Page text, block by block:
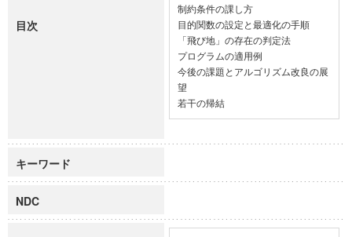
目次
制約条件の課し方
目的関数の設定と最適化の手順
「飛び地」の存在の判定法
プログラムの適用例
今後の課題とアルゴリズム改良の展
望
若干の帰結
キーワード
NDC